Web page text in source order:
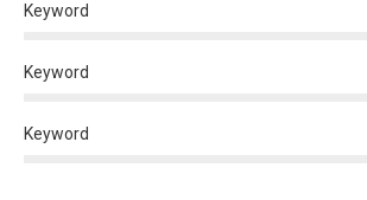
Keyword
Keyword
Keyword